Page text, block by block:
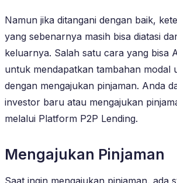
Namun jika ditangani dengan baik,
yang sebenarnya masih bisa diatasi
keluarnya. Salah satu cara yang bisa
untuk mendapatkan tambahan modal
dengan mengajukan pinjaman. Anda
investor baru atau mengajukan
melalui Platform P2P Lending.
Mengajukan Pinjaman
Saat ingin mengajukan pinjaman, ada